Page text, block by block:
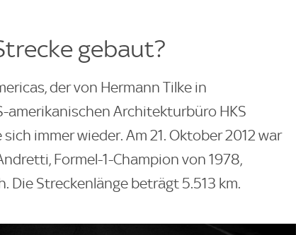
gebaut?
der von Hermann Tilke in
amerikanischen Architekturbüro HKS
immer wieder. Am 21. Oktober 2012 war
Formel-1-Champion von 1978,
Die Streckenlänge beträgt 5.513 km.